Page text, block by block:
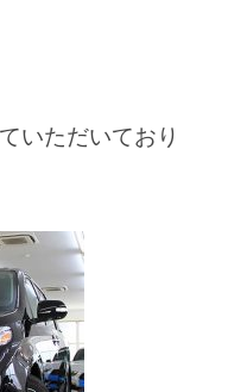
いただいており